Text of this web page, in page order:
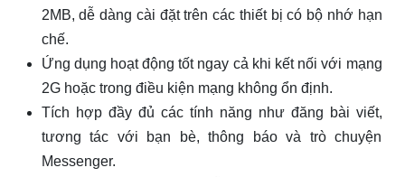
2MB, dễ dàng cài đặt trên các thiết bị có bộ nhớ hạn
chế.
Ứng dụng hoạt động tốt ngay cả khi kết nối với mạng
2G hoặc trong điều kiện mạng không ổn định.
Tích hợp đầy đủ các tính năng như đăng bài viết,
tương tác với bạn bè, thông báo và trò chuyện
Messenger.